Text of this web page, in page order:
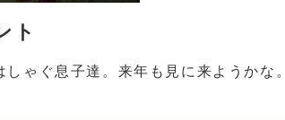
ト
ゃぐ息子達。来年も見に来ようかな。